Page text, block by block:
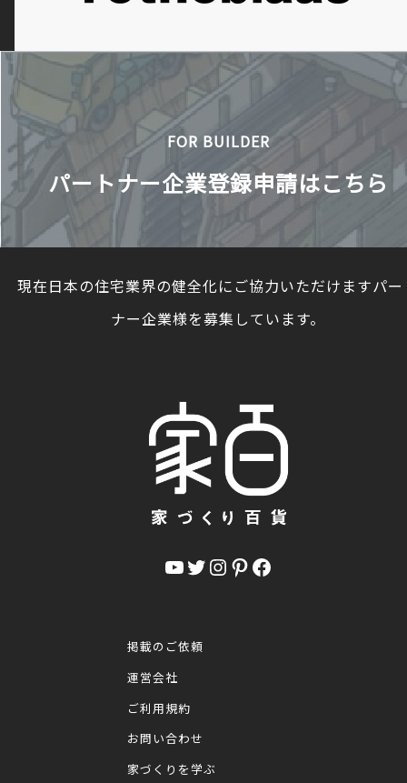
FOR BUILDER
パートナー企業登録申請はこちら
現在日本の住宅業界の健全化にご協力いただけますパ
ナー企業様を募集しています。
YouTube Twitter InstagramPinterest Facebook
掲載のご依頼
運営会社
ご利用規約
お問い合わせ
家づくりを学ぶ